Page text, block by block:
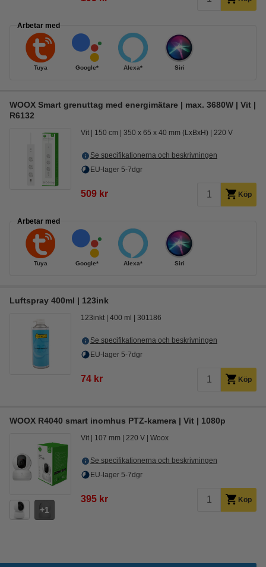
Arbetar med
Tuya Google* Alexa* Siri
WOOX Smart grenuttag med energimätare | max. 3680W | Vit |
R6132
Vit 150 cm 350 x 65 x 40 mm (LxBxH) 220 V
Se specifikationerna och beskrivningen
EU-lager 5-7dgr
509 kr Köp
Arbetar med
Tuya Google* Alexa* Siri
Luftspray 400ml | 123ink
123inkt 400 ml 301186
Se specifikationerna och beskrivningen
EU-lager 5-7dgr
74 kr Köp
WOOX R4040 smart inomhus PTZ-kamera | Vit | 1080p
1
Vit 107 mm 220 V Woox
Se specifikationerna och beskrivningen
EU-lager 5-7dgr
395 kr Köp